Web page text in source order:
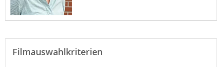
Filmauswahlkriterien